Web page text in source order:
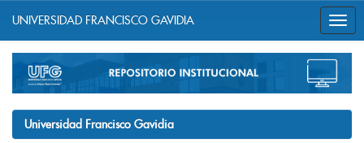
navigation
UNIVERSIDAD FRANCISCO GAVIDIA
Universidad Francisco Gavidia